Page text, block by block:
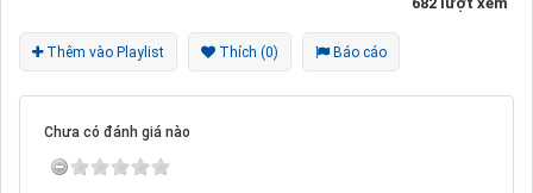
Thêm vào Playlist Thích (0) Báo cáo
Chưa có đánh giá nào